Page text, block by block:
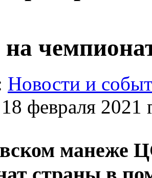
на
Новости и
февраля 2021
манеже